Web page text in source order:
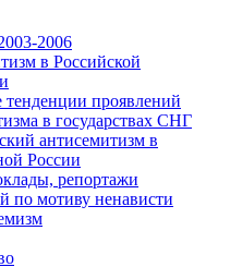
2006
в Российской
проявлений
в государствах СНГ
антисемитизм в
России
репортажи
по мотиву ненависти